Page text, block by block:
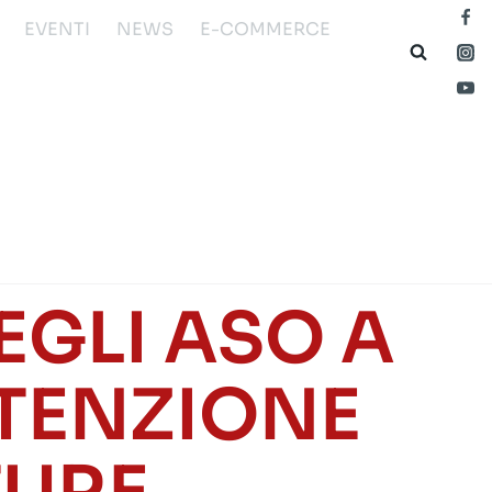
EVENTI NEWS E-COMMERCE
ASO A